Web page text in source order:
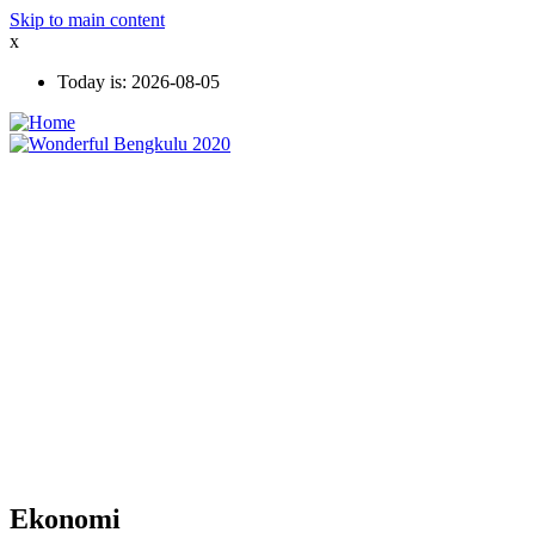
Skip to main content
x
Today is: 2026-08-05
Ekonomi